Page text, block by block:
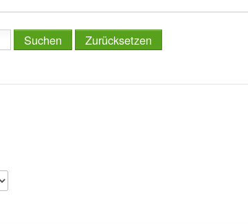
Suchen Zurücksetzen